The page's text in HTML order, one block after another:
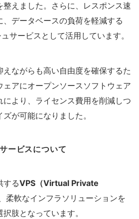
えました。さらに、レスポンス速
データベースの負荷を軽減する
サービスとして活用しています。
ながらも高い自由度を確保するた
アにオープンソースソフトウェア
により、ライセンス費用を削減しつ
が可能になりました。
ービスについて
するVPS（Virtual Private
柔軟なインフラソリューションを
肢となっています。